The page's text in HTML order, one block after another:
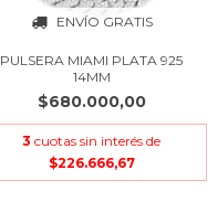
ENVÍO GRATIS
PULSERA MIAMI PLATA 925
14MM
$680.000,00
3 cuotas sin interés de
$226.666,67